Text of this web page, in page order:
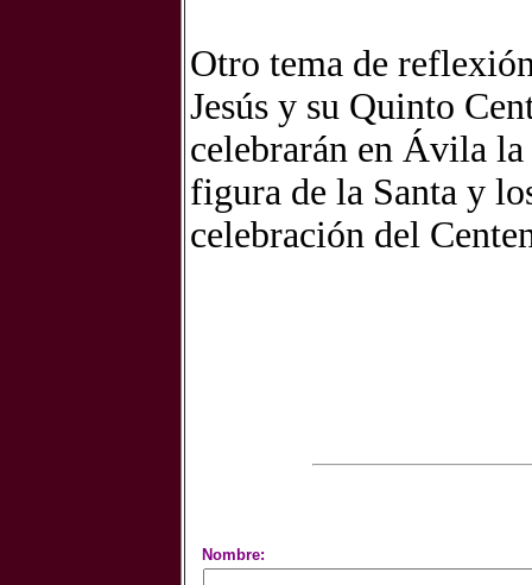
Otro tema de
Jesús y su Quinto
celebrarán en Ávila
figura de la Santa y
celebración del
Nombre: